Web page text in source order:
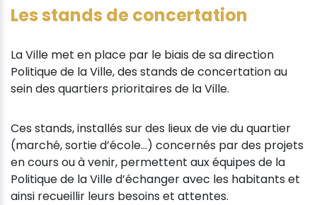
Les stands de concertation
La Ville met en place par le biais de sa direction
Politique de la Ville, des stands de concertation au
sein des quartiers prioritaires de la Ville.
Ces stands, installés sur des lieux de vie du quartier
(marché, sortie d’école…) concernés par des projets
en cours ou à venir, permettent aux équipes de la
Politique de la Ville d’échanger avec les habitants et
ainsi recueillir leurs besoins et attentes.